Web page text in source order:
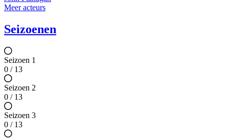
Meer acteurs
Seizoenen
Seizoen 1
0 / 13
Seizoen 2
0 / 13
Seizoen 3
0 / 13